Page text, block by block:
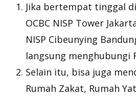
Jika bertempat tinggal
OCBC NISP Tower
NISP Cibeunying
langsung menghubungi
Selain itu, bisa juga
Rumah Zakat, Rumah